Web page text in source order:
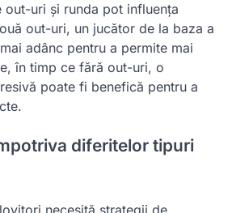
out-uri și runda pot influența
out-uri, un jucător de la baza a
adânc pentru a permite mai
în timp ce fără out-uri, o
poate fi benefică pentru a
diferitelor tipuri
necesită strategii de